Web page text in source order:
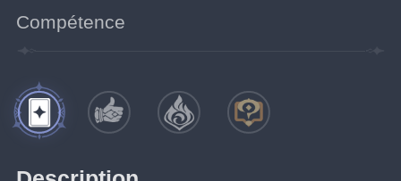
Compétence